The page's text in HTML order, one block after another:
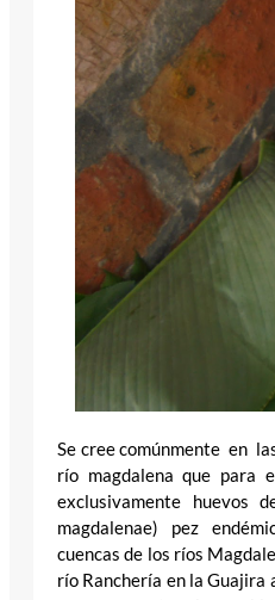
Se cree comúnmente en
río magdalena que para
exclusivamente huevos
magdalenae) pez
cuencas de los ríos
río Ranchería en la Guajira